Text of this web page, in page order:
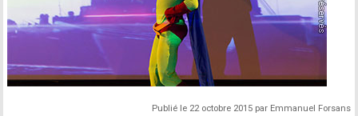
Publié le 22 octobre 2015 par Emmanuel Forsans